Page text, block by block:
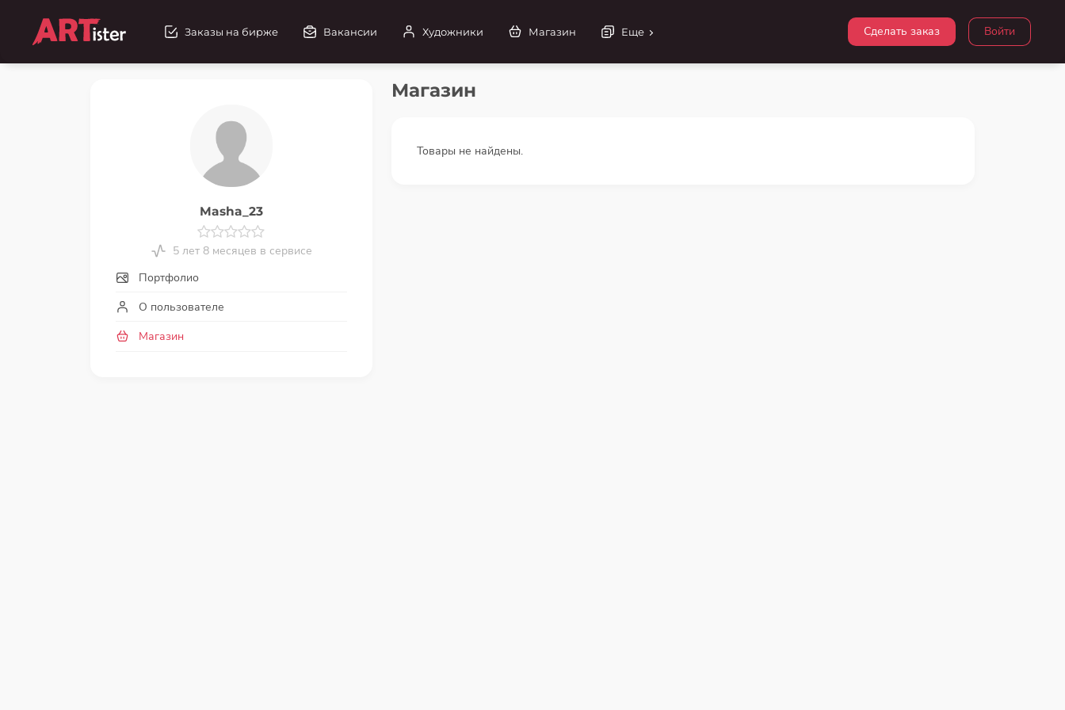
Войти
Сделать заказ
Заказы на бирже Вакансии Художники Магазин Еще
Masha_23
5 лет 8 месяцев в сервисе
Портфолио
О пользователе
Магазин
Магазин
Товары не найдены.